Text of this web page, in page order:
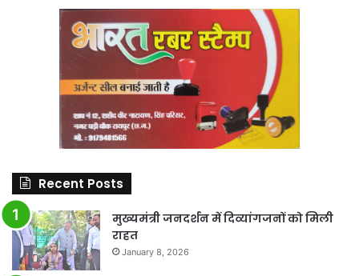
Recent Posts
मुख्यमंत्री जनदर्शन में दिव्यांगजनों को मिली
राहत
January 8, 2026